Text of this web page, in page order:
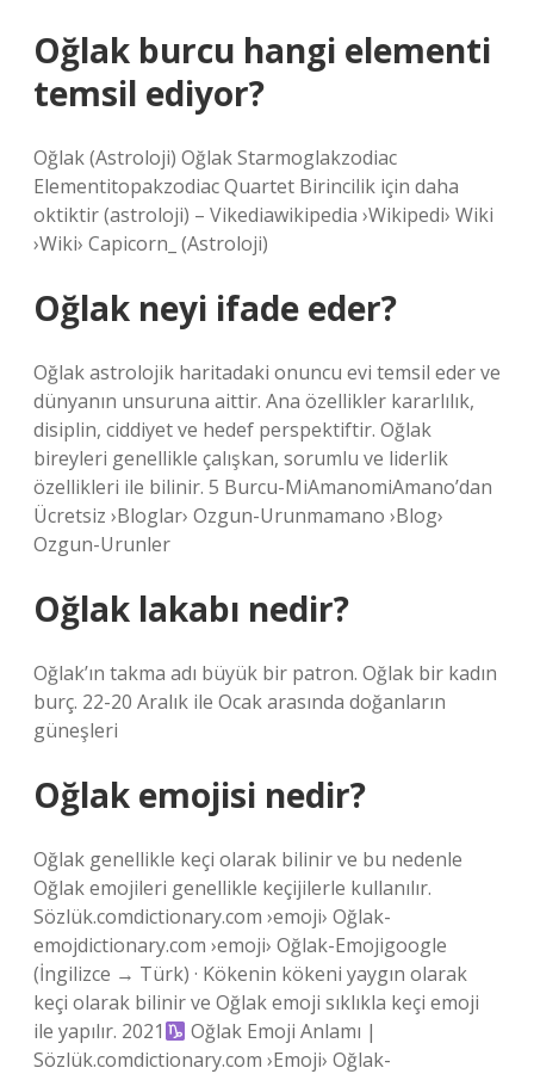
Oğlak burcu hangi elementi
temsil ediyor?
Oğlak (Astroloji) Oğlak Starmoglakzodiac
Elementitopakzodiac Quartet Birincilik için daha
oktiktir (astroloji) – Vikediawikipedia ›Wikipedi› Wiki
›Wiki› Capicorn_ (Astroloji)
Oğlak neyi ifade eder?
Oğlak astrolojik haritadaki onuncu evi temsil eder ve
dünyanın unsuruna aittir. Ana özellikler kararlılık,
disiplin, ciddiyet ve hedef perspektiftir. Oğlak
bireyleri genellikle çalışkan, sorumlu ve liderlik
özellikleri ile bilinir. 5 Burcu-MiAmanomiAmano’dan
Ücretsiz ›Bloglar› Ozgun-Urunmamano ›Blog›
Ozgun-Urunler
Oğlak lakabı nedir?
Oğlak’ın takma adı büyük bir patron. Oğlak bir kadın
burç. 22-20 Aralık ile Ocak arasında doğanların
güneşleri
Oğlak emojisi nedir?
Oğlak genellikle keçi olarak bilinir ve bu nedenle
Oğlak emojileri genellikle keçijilerle kullanılır.
Sözlük.comdictionary.com ›emoji› Oğlak-
emojdictionary.com ›emoji› Oğlak-Emojigoogle
(İngilizce → Türk) · Kökenin kökeni yaygın olarak
keçi olarak bilinir ve Oğlak emoji sıklıkla keçi emoji
ile yapılır. 2021
Oğlak Emoji Anlamı |
Sözlük.comdictionary.com ›Emoji› Oğlak-